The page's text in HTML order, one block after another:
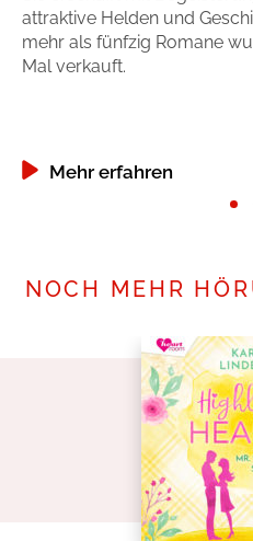
attraktive Helden und
mehr als fünfzig Romane
Mal verkauft.
Mehr erfahren
NOCH MEHR